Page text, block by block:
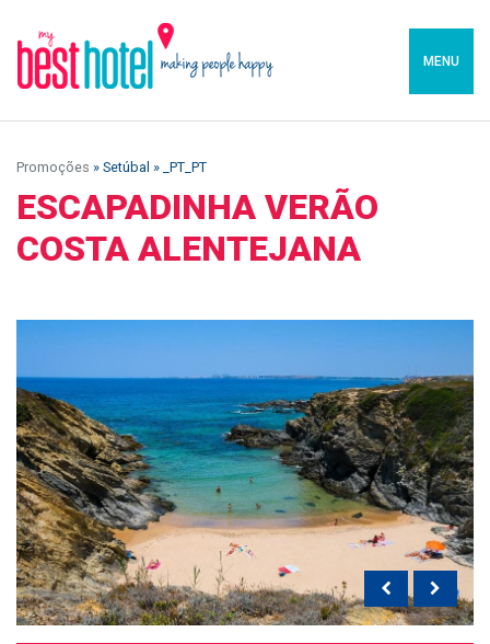
MENU
Promoções » Setúbal » _PT_PT
ESCAPADINHA VERÃO
COSTA ALENTEJANA